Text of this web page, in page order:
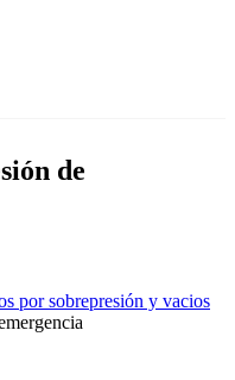
de
por sobrepresión y vacios